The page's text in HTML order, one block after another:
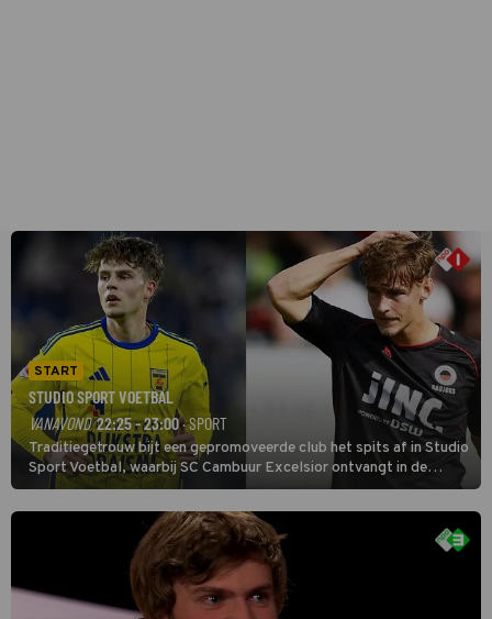
START
STUDIO SPORT VOETBAL
VANAVOND 22:25 - 23:00· SPORT
Traditiegetrouw bijt een gepromoveerde club het spits af in Studio
Sport Voetbal, waarbij SC Cambuur Excelsior ontvangt in de
eerste wedstrijd van het nieuwe Eredivisieseizoen. De nieuwe
oefenmeester is Johan Plat en hij wil aanvallend voetballen.